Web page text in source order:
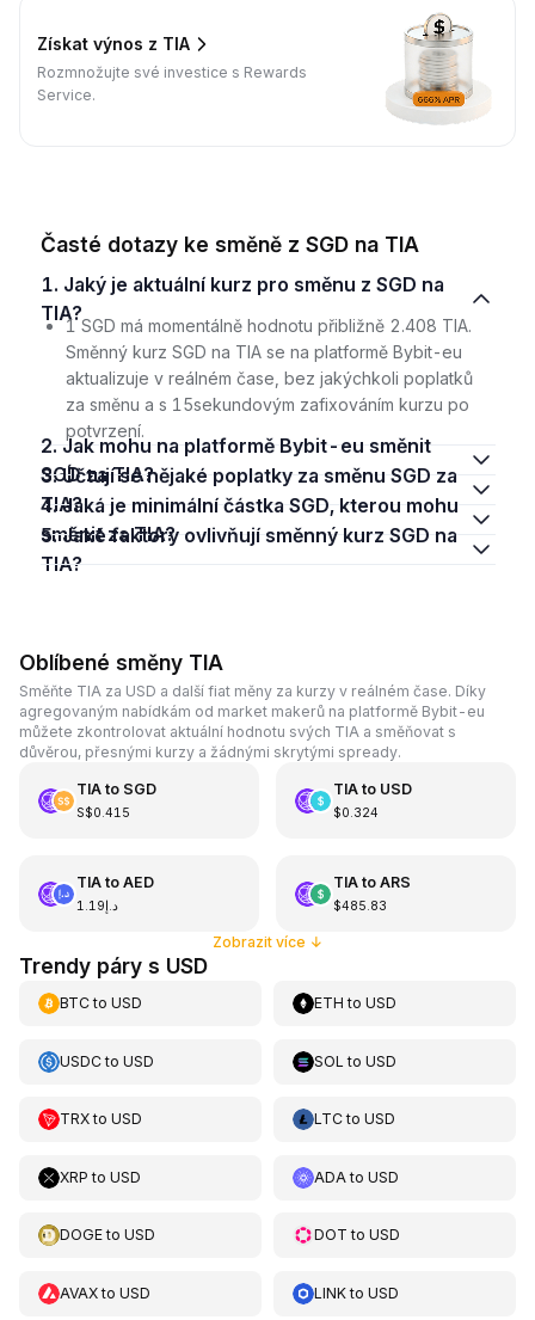
Získat výnos z TIA
Rozmnožujte své investice s Rewards
Service.
Časté dotazy ke směně z SGD na TIA
1. Jaký je aktuální kurz pro směnu z SGD na
TIA?
1 SGD má momentálně hodnotu přibližně 2.408 TIA.
Směnný kurz SGD na TIA se na platformě Bybit-eu
aktualizuje v reálném čase, bez jakýchkoli poplatků
za směnu a s 15sekundovým zafixováním kurzu po
potvrzení.
2. Jak mohu na platformě Bybit-eu směnit
SGD za TIA?
3. Účtují se nějaké poplatky za směnu SGD za
TIA?
4. Jaká je minimální částka SGD, kterou mohu
směnit za TIA?
5. Jaké faktory ovlivňují směnný kurz SGD na
TIA?
Oblíbené směny TIA
Směňte TIA za USD a další fiat měny za kurzy v reálném čase. Díky
agregovaným nabídkám od market makerů na platformě Bybit-eu
můžete zkontrolovat aktuální hodnotu svých TIA a směňovat s
důvěrou, přesnými kurzy a žádnými skrytými spready.
TIAto SGD
S$0.415
TIAto USD
$0.324
TIAto AED
د.إ1.19
TIAto ARS
$485.83
Zobrazit více ↓
Trendy páry s USD
BTCto USD ETH toUSD
USDCto USD SOL toUSD
TRXto USD LTCtoUSD
XRP to USD ADA toUSD
DOGEto USD DOT toUSD
AVAXto USD LINKtoUSD